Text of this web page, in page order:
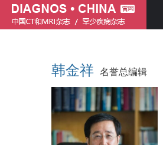
韩金祥 名誉总编辑